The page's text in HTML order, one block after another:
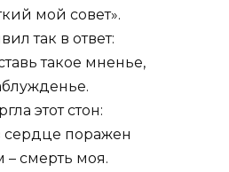
мой совет».
так в ответ:
такое мненье,
этот стон:
сердце поражен
– смерть моя.